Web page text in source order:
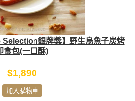
銀牌獎】野生烏魚子炭烤
食包(一口酥)
$1,890
加入購物車